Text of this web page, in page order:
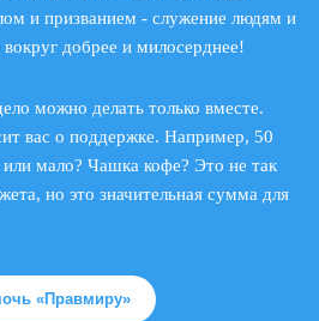
и призванием - служение людям и
добрее и милосерднее!
можно делать только вместе.
вас о поддержке. Например, 50
мало? Чашка кофе? Это не так
но это значительная сумма для
«Правмиру»